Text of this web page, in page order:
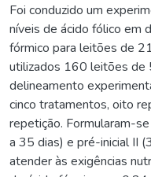
Foi conduzido um
níveis de ácido fólico em
fórmico para leitões de
utilizados 160 leitões de
delineamento
cinco tratamentos, oito
repetição. Formularam-
a 35 dias) e pré-inicial II
atender às exigências